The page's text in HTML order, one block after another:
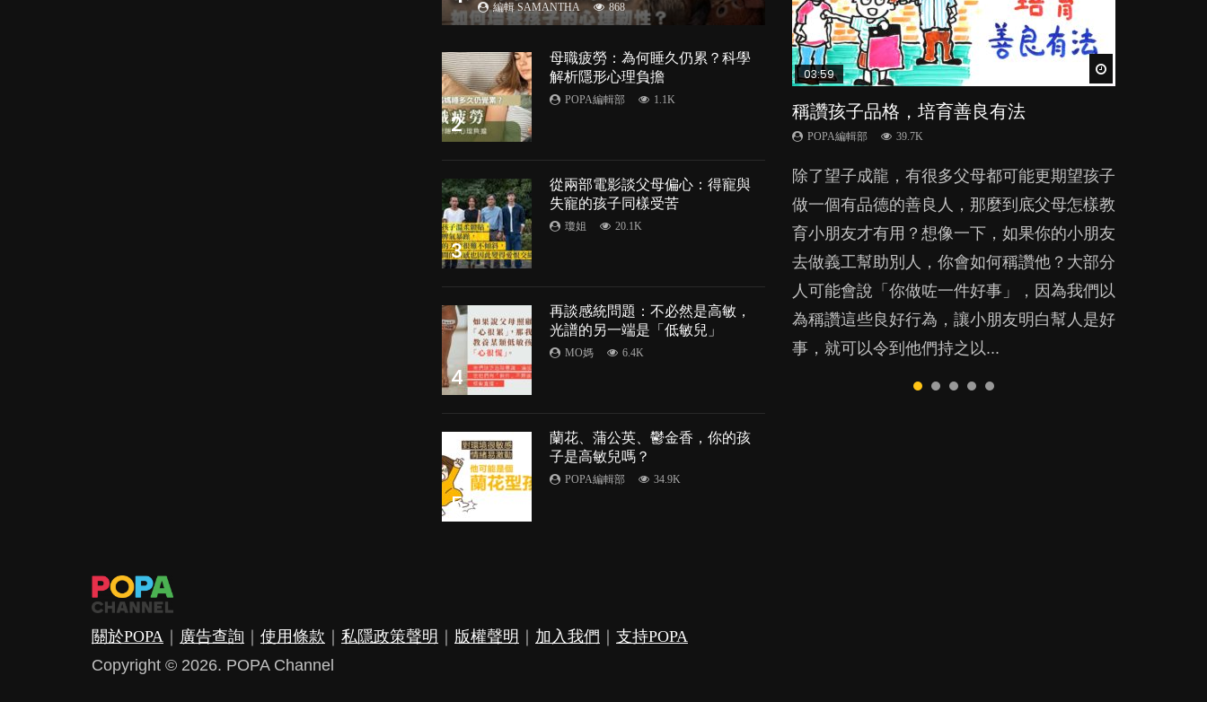
編輯 SAMANTHA 868
2
母職疲勞：為何睡久仍累？科學
解析隱形心理負擔
POPA編輯部 1.1K
3
從兩部電影談父母偏心：得寵與
失寵的孩子同樣受苦
瓊姐 20.1K
4
再談感統問題：不必然是高敏，
光譜的另一端是「低敏兒」
MO媽 6.4K
5
蘭花、蒲公英、鬱金香，你的孩
子是高敏兒嗎？
POPA編輯部 34.9K
03:59
稱讚孩子品格，培育善良有法
POPA編輯部 39.7K
除了望子成龍，有很多父母都可能更期望孩子
做一個有品德的善良人，那麼到底父母怎樣教
育小朋友才有用？想像一下，如果你的小朋友
去做義工幫助別人，你會如何稱讚他？大部分
人可能會說「你做咗一件好事」，因為我們以
為稱讚這些良好行為，讓小朋友明白幫人是好
事，就可以令到他們持之以...
04:28
管教｜唔打得，唔罵得，Time-out又得唔
得？
很多家長期望以time-out「暫停隔離法」，讓
孩子跟令他失控的情境隔離，從而有反思的空
間。不過這方法，卻隱藏著危機，隨時令孩子
蒙受精神傷害？...
05:18
功課過量不只影響親子關係 甚至危害夫
妻關係？
上一集，我們看了一個關於功課和學業成績的
綜合分析研究。然而，要全面地解構 「功
課」的功能和效用，我們還必須聆聽孩子的感
受和經歷。...
04:07
【動畫】齋講英文，高人一等？｜為學英
文放棄母語對孩子有何影響？
很多家長經常跟子女講英文，甚至由孩子一出
世開始，便已急不及待的只講英文，一句廣東
話也不說。如果家長為了讓孩子學英文，只用
外語跟子女溝通，放棄自己的母語，對小朋友
會有甚麼影響？...
03:31
【動畫】父母信念如何，子女也必如何？
POPA編輯部 20.2K
俗語有云「好醜命生成」，那麼孩子聰明或愚
笨、將來有沒有成就，是不是早就由天注定？
原來，父母師長的信念才是關鍵，並會在不知
不覺間影響了孩子的表現……...
關於POPA 廣告查詢 使用條款 私隱政策聲明 版權聲明 加入我們
支持POPA
Copyright © 2026. POPA Channel